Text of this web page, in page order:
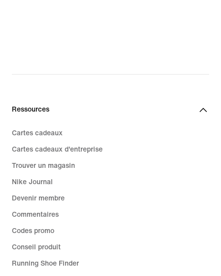
Ressources
Cartes cadeaux
Cartes cadeaux d'entreprise
Trouver un magasin
Nike Journal
Devenir membre
Commentaires
Codes promo
Conseil produit
Running Shoe Finder